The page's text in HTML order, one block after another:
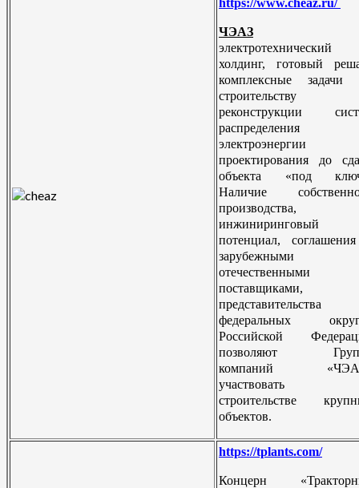
ЧЭАЗ
электротехнический
холдинг, готовый
комплексные задачи
реконструкции
распределения
электроэнергии
проектирования до
объекта «под
Наличие
производства,
инжиниринговый
потенциал,
зарубежными
отечественными
поставщиками,
федеральных
Российской
позволяют
компаний
участвовать
строительстве
объектов.
https://tplants.com/
Концерн